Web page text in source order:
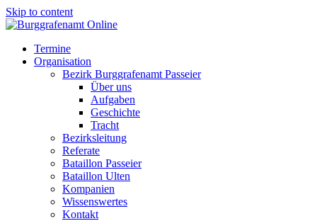
Skip to content
Termine
Organisation
Bezirk Burggrafenamt Passeier
Über uns
Aufgaben
Geschichte
Tracht
Bezirksleitung
Referate
Bataillon Passeier
Bataillon Ulten
Kompanien
Wissenswertes
Kontakt